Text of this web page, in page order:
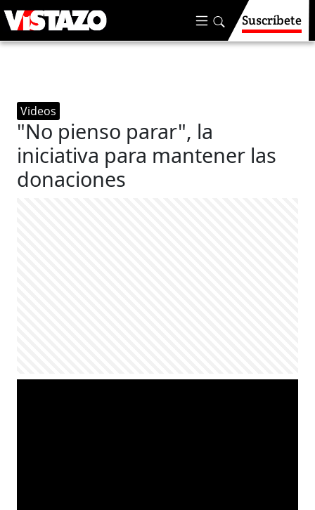
Suscríbete
Videos
"No pienso parar", la
iniciativa para mantener las
donaciones